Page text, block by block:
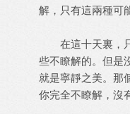
解，只有這兩種可
在這十天裏，只
些不瞭解的。但是
就是寧靜之美。那
你完全不瞭解，沒